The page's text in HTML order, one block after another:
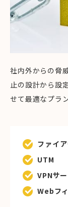
社内外からの脅
止の設計から設
せて最適なプラ
ファイ
UTM
VPNサ
Webフ